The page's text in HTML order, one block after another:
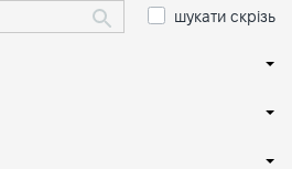
шукати скрізь